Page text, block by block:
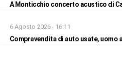
A Monticchio concerto acustico di
6 Agosto 2026 - 16:11
Compravendita di auto usate, uomo